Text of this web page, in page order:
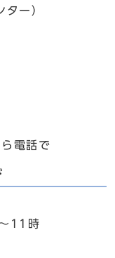
ー）
電話で
11時